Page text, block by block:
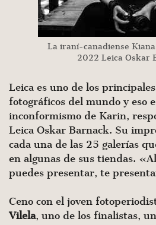
La iraní-canadiense
2022 Leica Oskar
Leica es uno de los
fotográficos del mundo y eso
inconformismo de Karin,
Leica Oskar Barnack. Su
cada una de las 25 galerías
en algunas de sus tiendas.
puedes presentar, te
Ceno con el joven
Vilela, uno de los finalistas,